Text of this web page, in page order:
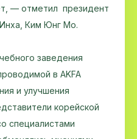
— отметил президент
Ким Юнг Мо.
заведения
в AKFA
и улучшения
корейской
специалистами